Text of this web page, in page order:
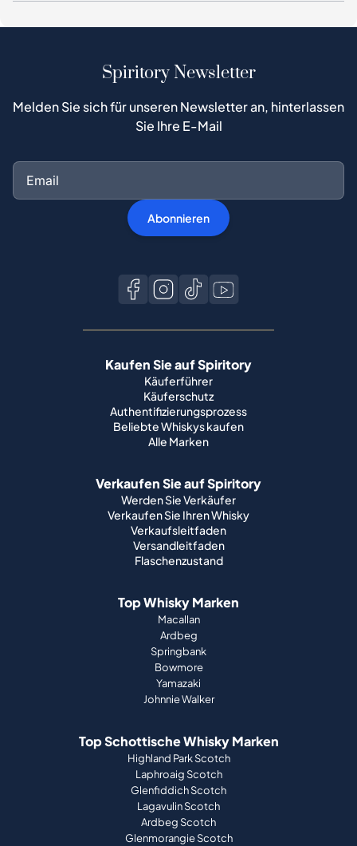
Spiritory Newsletter
Melden Sie sich für unseren Newsletter an, hinterlassen
Sie Ihre E-Mail
Abonnieren
Kaufen Sie auf Spiritory
Käuferführer
Käuferschutz
Authentifizierungsprozess
Beliebte Whiskys kaufen
Alle Marken
Verkaufen Sie auf Spiritory
Werden Sie Verkäufer
Verkaufen Sie Ihren Whisky
Verkaufsleitfaden
Versandleitfaden
Flaschenzustand
Top Whisky Marken
Macallan
Ardbeg
Springbank
Bowmore
Yamazaki
Johnnie Walker
Top Schottische Whisky Marken
Highland Park Scotch
Laphroaig Scotch
Glenfiddich Scotch
Lagavulin Scotch
Ardbeg Scotch
Glenmorangie Scotch